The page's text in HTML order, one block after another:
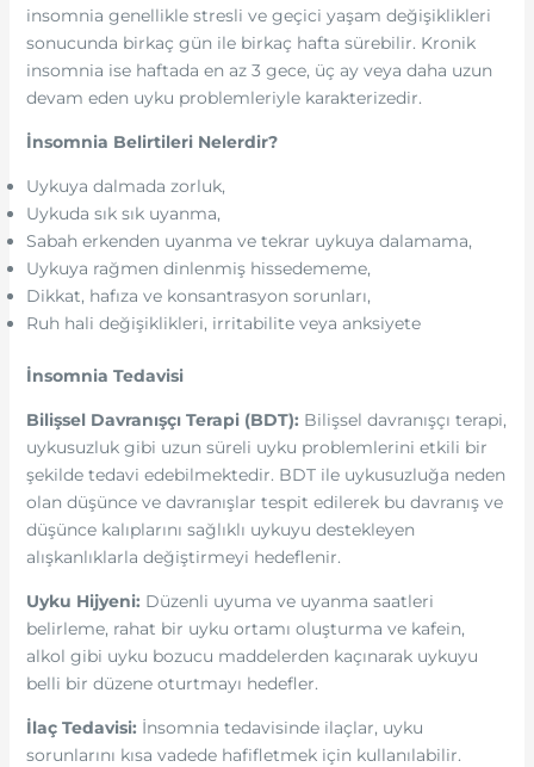
insomnia genellikle stresli ve geçici yaşam değişiklikleri
sonucunda birkaç gün ile birkaç hafta sürebilir. Kronik
insomnia ise haftada en az 3 gece, üç ay veya daha uzun
devam eden uyku problemleriyle karakterizedir.
İnsomnia Belirtileri Nelerdir?
Uykuya dalmada zorluk,
Uykuda sık sık uyanma,
Sabah erkenden uyanma ve tekrar uykuya dalamama,
Uykuya rağmen dinlenmiş hissedememe,
Dikkat, hafıza ve konsantrasyon sorunları,
Ruh hali değişiklikleri, irritabilite veya anksiyete
İnsomnia Tedavisi
Bilişsel Davranışçı Terapi (BDT): Bilişsel davranışçı terapi,
uykusuzluk gibi uzun süreli uyku problemlerini etkili bir
şekilde tedavi edebilmektedir. BDT ile uykusuzluğa neden
olan düşünce ve davranışlar tespit edilerek bu davranış ve
düşünce kalıplarını sağlıklı uykuyu destekleyen
alışkanlıklarla değiştirmeyi hedeflenir.
Uyku Hijyeni: Düzenli uyuma ve uyanma saatleri
belirleme, rahat bir uyku ortamı oluşturma ve kafein,
alkol gibi uyku bozucu maddelerden kaçınarak uykuyu
belli bir düzene oturtmayı hedefler.
İlaç Tedavisi: İnsomnia tedavisinde ilaçlar, uyku
sorunlarını kısa vadede hafifletmek için kullanılabilir.